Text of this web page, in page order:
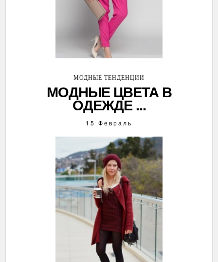
МОДНЫЕ ТЕНДЕНЦИИ
МОДНЫЕ ЦВЕТА В
ОДЕЖДЕ ...
15 Февраль